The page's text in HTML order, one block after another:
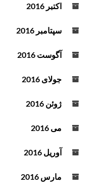
اکتبر 2016
سپتامبر 2016
آگوست 2016
جولای 2016
ژوئن 2016
می 2016
آوریل 2016
مارس 2016